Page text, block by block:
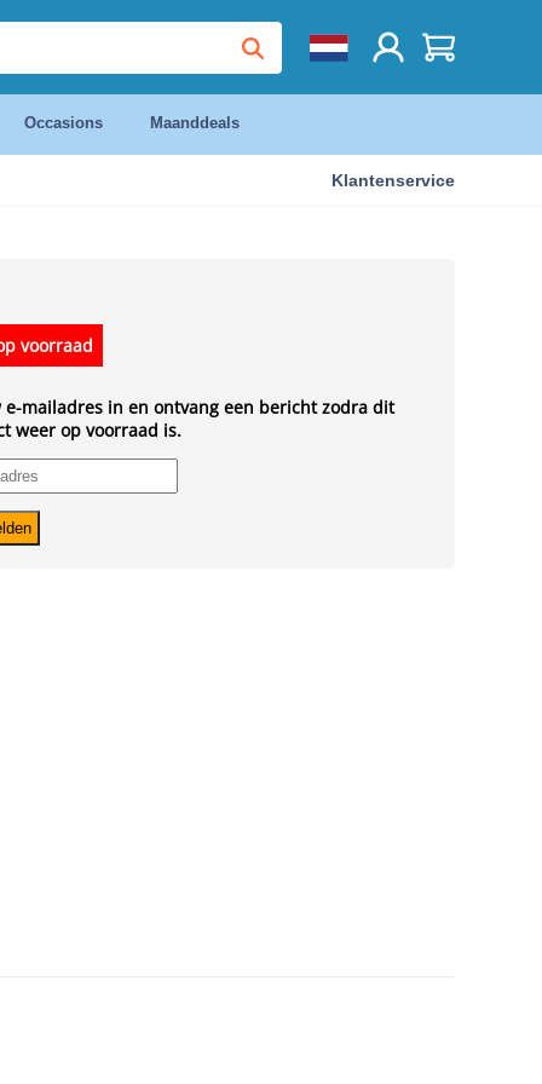
Occasions Maanddeals
Klantenservice
voorraad
e-mailadres in en ontvang een bericht zodra dit
weer op voorraad is.